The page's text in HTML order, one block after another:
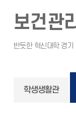
보건관
학생생활관